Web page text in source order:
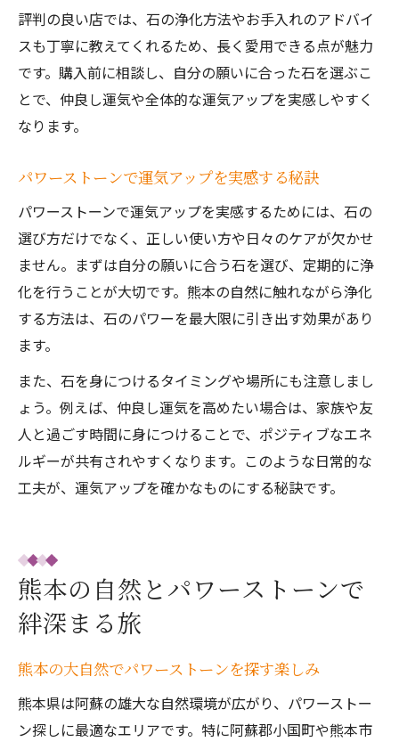
評判の良い店では、石の浄化方法やお手入れのアドバイ
スも丁寧に教えてくれるため、長く愛用できる点が魅力
です。購入前に相談し、自分の願いに合った石を選ぶこ
とで、仲良し運気や全体的な運気アップを実感しやすく
なります。
パワーストーンで運気アップを実感する秘訣
パワーストーンで運気アップを実感するためには、石の
選び方だけでなく、正しい使い方や日々のケアが欠かせ
ません。まずは自分の願いに合う石を選び、定期的に浄
化を行うことが大切です。熊本の自然に触れながら浄化
する方法は、石のパワーを最大限に引き出す効果があり
ます。
また、石を身につけるタイミングや場所にも注意しまし
ょう。例えば、仲良し運気を高めたい場合は、家族や友
人と過ごす時間に身につけることで、ポジティブなエネ
ルギーが共有されやすくなります。このような日常的な
工夫が、運気アップを確かなものにする秘訣です。
熊本の自然とパワーストーンで
絆深まる旅
熊本の大自然でパワーストーンを探す楽しみ
熊本県は阿蘇の雄大な自然環境が広がり、パワーストー
ン探しに最適なエリアです。特に阿蘇郡小国町や熊本市